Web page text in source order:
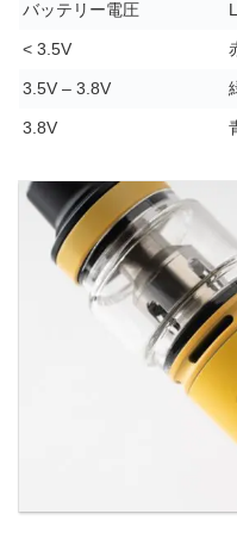
バッテリー電圧
< 3.5V
3.5V – 3.8V
3.8V